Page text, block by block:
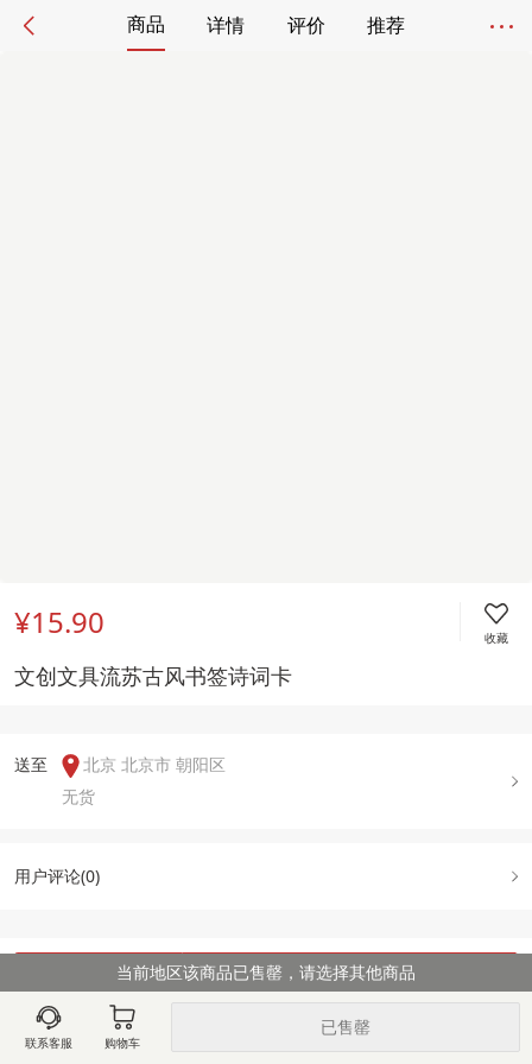
商品 详情 评价 推荐
¥15.90 收藏
文创文具流苏古风书签诗词卡
送至
北京 北京市 朝阳区
无货
用户评论(0)
图文详情 规格属性 售后政策
当前地区该商品已售罄，请选择其他商品
联系客服 购物车
已售罄